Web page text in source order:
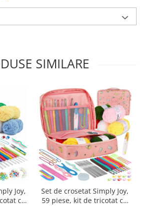
SIMILARE
Joy,
cu
Set de crosetat Simply Joy,
59 piese, kit de tricotat cu